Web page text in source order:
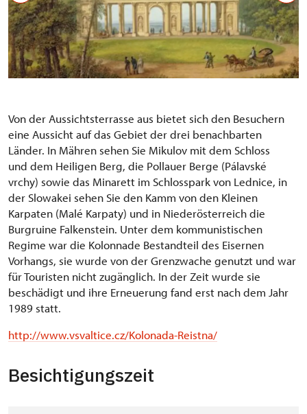
Von der Aussichtsterrasse aus bietet sich den Besuchern
eine Aussicht auf das Gebiet der drei benachbarten
Länder. In Mähren sehen Sie Mikulov mit dem Schloss
und dem Heiligen Berg, die Pollauer Berge (Pálavské
vrchy) sowie das Minarett im Schlosspark von Lednice, in
der Slowakei sehen Sie den Kamm von den Kleinen
Karpaten (Malé Karpaty) und in Niederösterreich die
Burgruine Falkenstein. Unter dem kommunistischen
Regime war die Kolonnade Bestandteil des Eisernen
Vorhangs, sie wurde von der Grenzwache genutzt und war
für Touristen nicht zugänglich. In der Zeit wurde sie
beschädigt und ihre Erneuerung fand erst nach dem Jahr
1989 statt.
http://www.vsvaltice.cz/Kolonada-Reistna/
Besichtigungszeit